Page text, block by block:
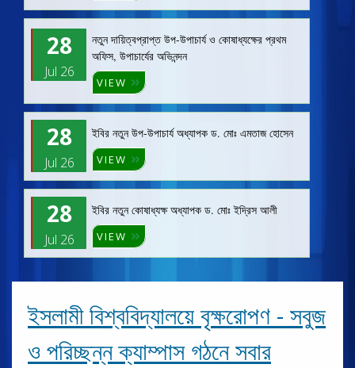
28
Jul 26
নতুন দায়িত্বপ্রাপ্ত উপ-উপাচার্য ও কোষাধ্যক্ষের প্রথম
অফিস, উপাচার্যের অভিনন্দন
VIEW
28
Jul 26
ইবির নতুন উপ-উপাচার্য অধ্যাপক ড. মোঃ এমতাজ হোসেন
VIEW
28
Jul 26
ইবির নতুন কোষাধ্যক্ষ অধ্যাপক ড. মোঃ ইদ্রিস আলী
VIEW
ইসলামী বিশ্ববিদ্যালয়ে বৃক্ষরোপণ - সবুজ
ও পরিচ্ছন্ন ক্যাম্পাস গঠনে সবার